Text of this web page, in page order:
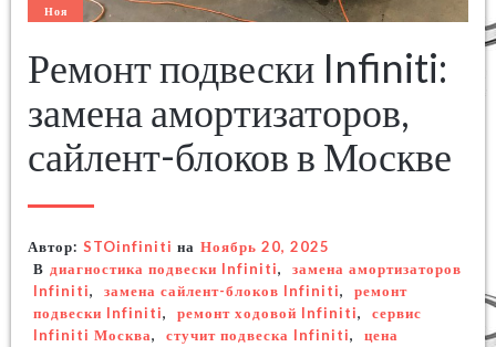
Ноя
Ремонт подвески Infiniti:
замена амортизаторов,
сайлент-блоков в Москве
Автор: STOinfiniti на Ноябрь 20, 2025
В диагностика подвески Infiniti,
замена амортизаторов
Infiniti, замена сайлент-блоков Infiniti,
ремонт
подвески Infiniti, ремонт ходовой Infiniti,
сервис
Infiniti Москва, стучит подвеска Infiniti,
цена